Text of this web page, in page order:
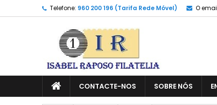
Telefone: 960 200 196 (Tarifa Rede Móvel) O
CONTACTE-NOS SOBRE NÓS